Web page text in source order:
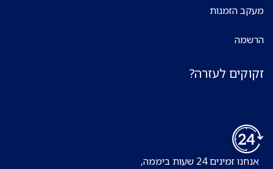
מעקב הזמנות
הרשמה
זקוקים לעזרה?
אנחנו זמינים 24 שעות ביממה,